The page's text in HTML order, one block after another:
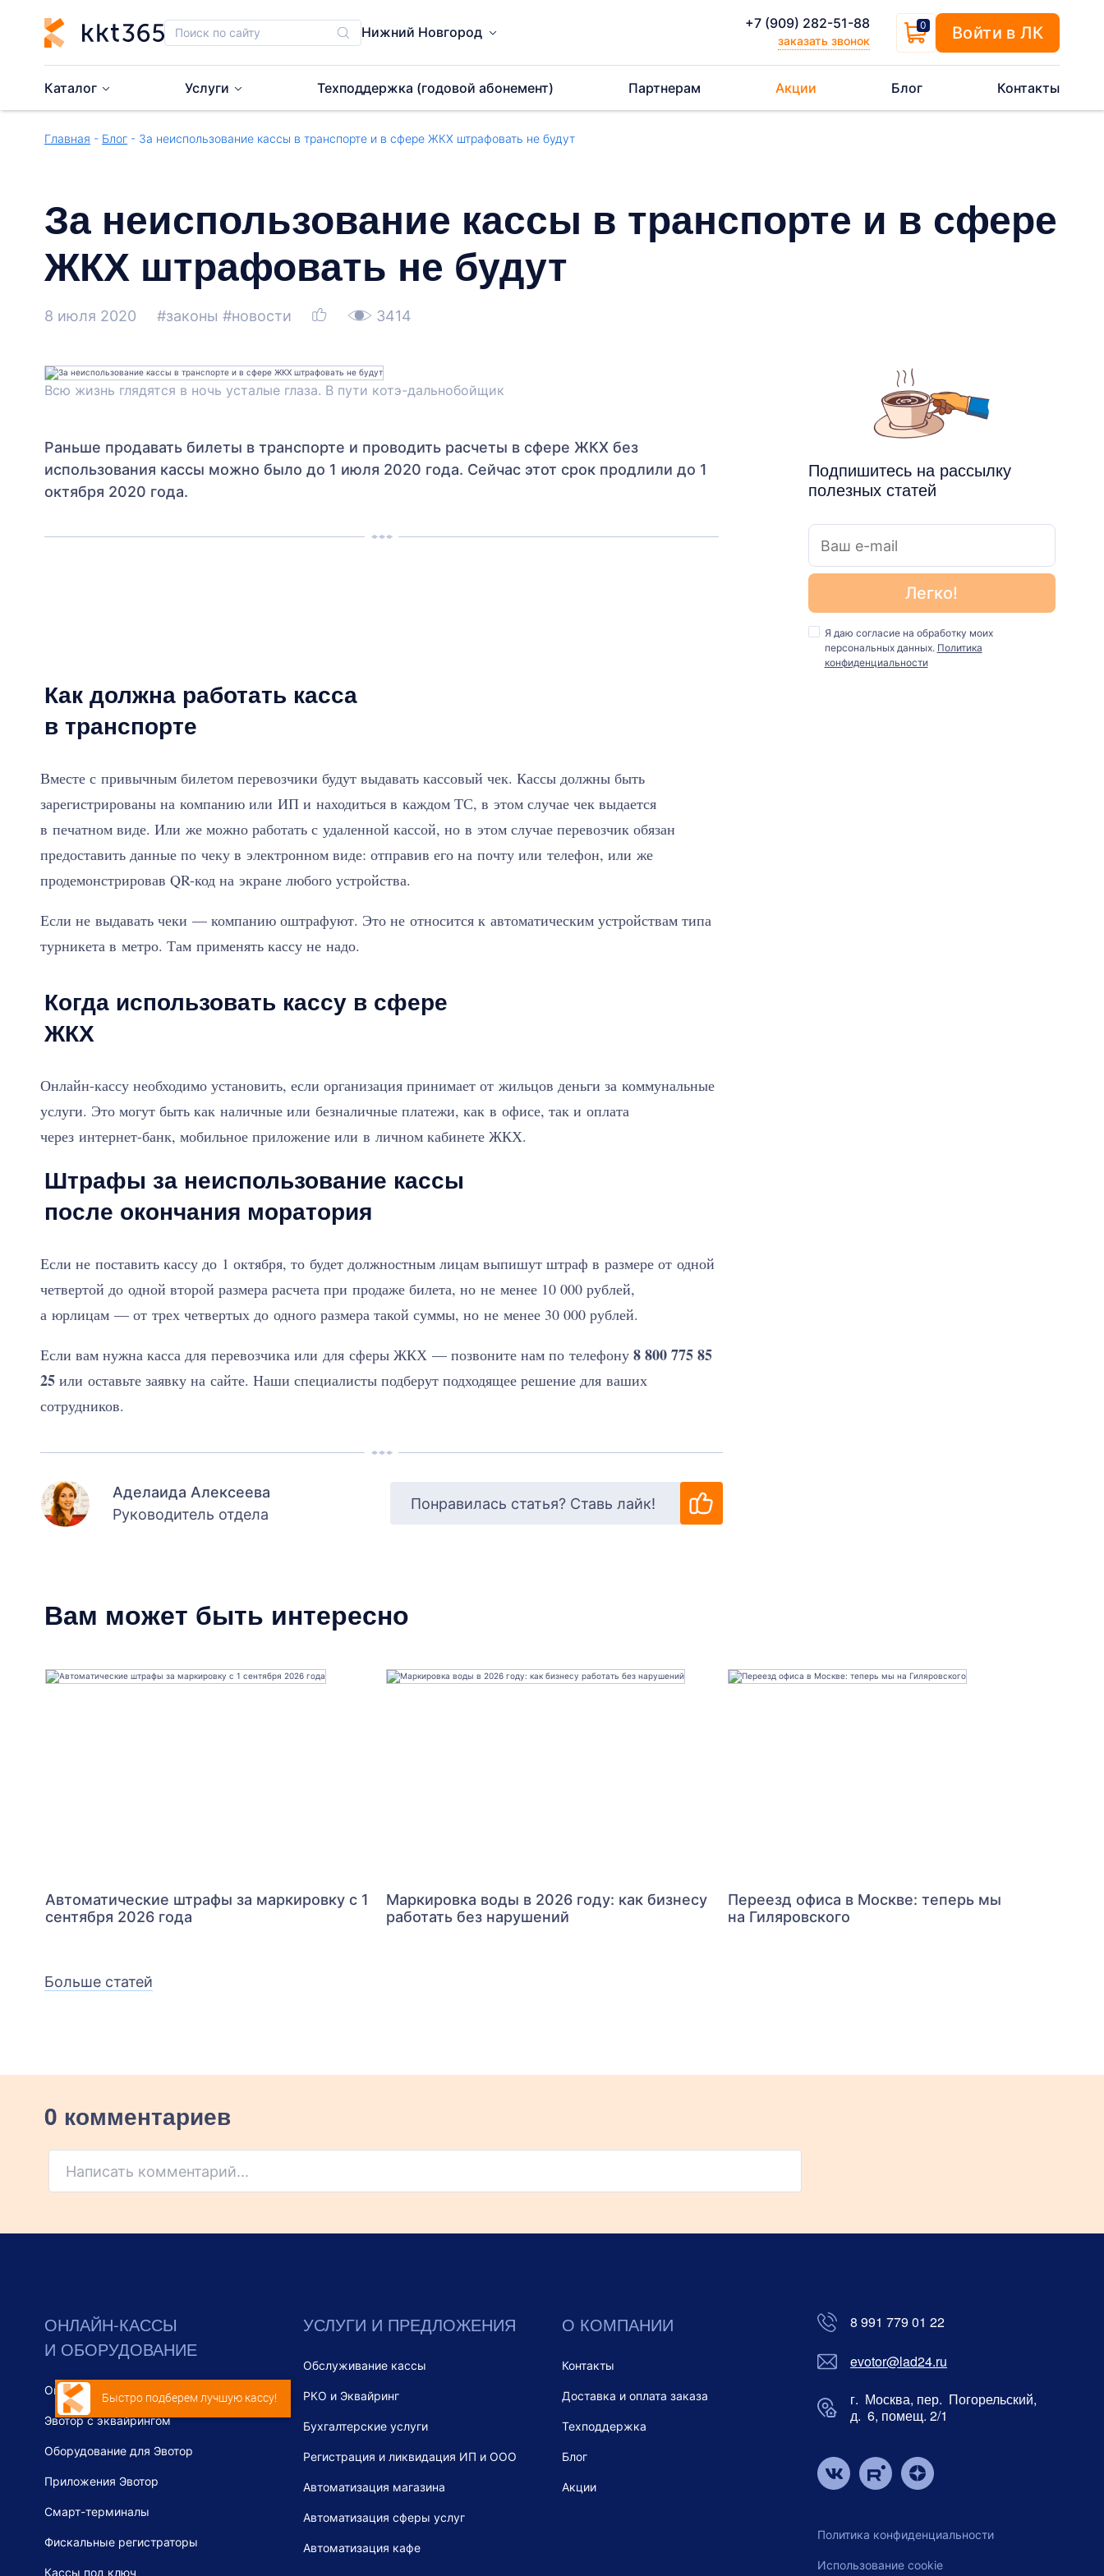
Нижний Новгород
+7 (909) 282-51-88
заказать звонок
0 Войти в ЛК
Каталог Услуги Техподдержка (годовой абонемент) Партнерам Акции Блог Контакты
Главная - Блог - За неиспользование кассы в транспорте и в сфере ЖКХ штрафовать не будут
За неиспользование кассы в транспорте и в сфере
ЖКХ штрафовать не будут
8 июля 2020 #законы #новости 3414
Всю жизнь глядятся в ночь усталые глаза. В пути котэ-дальнобойщик
Раньше продавать билеты в транспорте и проводить расчеты в сфере ЖКХ без
использования кассы можно было до 1 июля 2020 года. Сейчас этот срок продлили до 1
октября 2020 года.
Подпишитесь на рассылку
полезных статей
Я даю согласие на обработку моих
персональных данных. Политика
конфиденциальности
Как должна работать касса
в транспорте
Вместе с привычным билетом перевозчики будут выдавать кассовый чек. Кассы должны быть
зарегистрированы на компанию или ИП и находиться в каждом ТС, в этом случае чек выдается
в печатном виде. Или же можно работать с удаленной кассой, но в этом случае перевозчик обязан
предоставить данные по чеку в электронном виде: отправив его на почту или телефон, или же
продемонстрировав QR-код на экране любого устройства.
Если не выдавать чеки — компанию оштрафуют. Это не относится к автоматическим устройствам типа
турникета в метро. Там применять кассу не надо.
Когда использовать кассу в сфере
ЖКХ
Онлайн-кассу необходимо установить, если организация принимает от жильцов деньги за коммунальные
услуги. Это могут быть как наличные или безналичные платежи, как в офисе, так и оплата
через интернет-банк, мобильное приложение или в личном кабинете ЖКХ.
Штрафы за неиспользование кассы
после окончания моратория
Если не поставить кассу до 1 октября, то будет должностным лицам выпишут штраф в размере от одной
четвертой до одной второй размера расчета при продаже билета, но не менее 10 000 рублей,
а юрлицам — от трех четвертых до одного размера такой суммы, но не менее 30 000 рублей.
Если вам нужна касса для перевозчика или для сферы ЖКХ — позвоните нам по телефону 8 800 775 85
25 или оставьте заявку на сайте. Наши специалисты подберут подходящее решение для ваших
сотрудников.
Аделаида Алексеева
Руководитель отдела
Понравилась статья? Ставь лайк!
Вам может быть интересно
Автоматические штрафы за маркировку с 1
сентября 2026 года
Маркировка воды в 2026 году: как бизнесу
работать без нарушений
Переезд офиса в Москве: теперь мы
на Гиляровского
Больше статей
0 комментариев
Написать комментарий...
ОНЛАЙН-КАССЫ
И ОБОРУДОВАНИЕ
Онлайн-кассы Эвотор
Эвотор с эквайрингом
Оборудование для Эвотор
Приложения Эвотор
Смарт-терминалы
Фискальные регистраторы
Кассы под ключ
УСЛУГИ И ПРЕДЛОЖЕНИЯ
Обслуживание кассы
РКО и Эквайринг
Бухгалтерские услуги
Регистрация и ликвидация ИП и ООО
Автоматизация магазина
Автоматизация сферы услуг
Автоматизация кафе
О КОМПАНИИ
Контакты
Доставка и оплата заказа
Техподдержка
Блог
Акции
8 991 779 01 22
evotor@lad24.ru
г. Москва, пер. Погорельский,
д. 6, помещ. 2/1
Политика конфиденциальности
Использование cookie
Быстро подберем лучшую кассу!